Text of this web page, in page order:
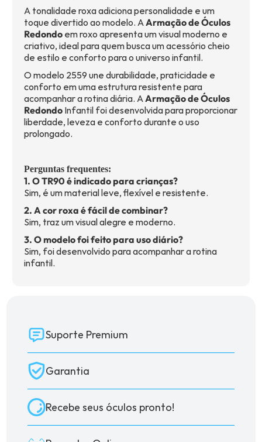
A tonalidade roxa adiciona personalidade e um
toque divertido ao modelo. AArmação de Óculos
Redondo em roxo apresenta um visual moderno e
criativo, ideal para quem busca um acessório cheio
de estilo e conforto para o universo infantil.
O modelo 2559 une durabilidade, praticidade e
conforto em uma estrutura resistente para
acompanhar a rotina diária. AArmação de Óculos
Redondo Infantil foi desenvolvida para proporcionar
liberdade, leveza e conforto durante o uso
prolongado.
Perguntas frequentes:
1. O TR90 é indicado para crianças?
Sim, é um material leve, flexível e resistente.
2. A cor roxa é fácil de combinar?
Sim, traz um visual alegre e moderno.
3. O modelo foi feito para uso diário?
Sim, foi desenvolvido para acompanhar a rotina
infantil.
Suporte Premium
Garantia
Recebe seus óculos pronto!